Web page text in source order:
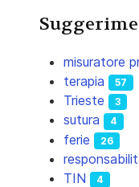
misuratore
terapia 57
Trieste 3
sutura 4
ferie 26
TIN 4